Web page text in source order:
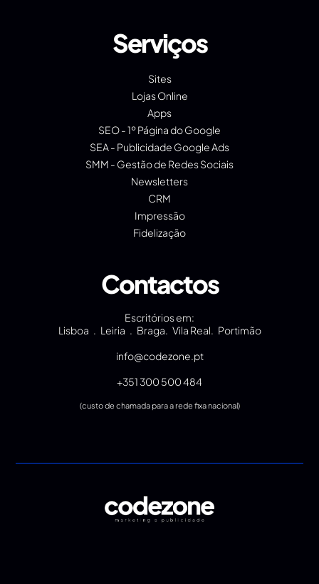
Serviços
Sites
Lojas Online
Apps
SEO - 1º Página do Google
SEA - Publicidade Google Ads
SMM - Gestão de Redes Sociais
Newsletters
CRM
Impressão
Fidelização
Contactos
Escritórios em:
Lisboa . Leiria . Braga. Vila Real. Portimão
info@codezone.pt
+351 300 500 484
(custo de chamada para a rede fixa nacional)